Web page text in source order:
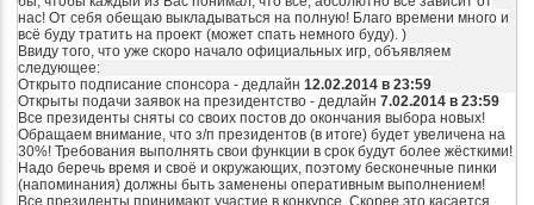
нас! От себя обещаю выкладываться на полную! Благо времени много и
всё буду тратить на проект (может спать немного буду). )
Ввиду того, что уже скоро начало официальных игр, объявляем
следующее:
Открыто подписание спонсора - дедлайн 12.02.2014 в 23:59
Открыты подачи заявок на президентство - дедлайн 7.02.2014 в 23:59
Все президенты сняты со своих постов до окончания выбора новых!
Обращаем внимание, что з/п президентов (в итоге) будет увеличена на
30%! Требования выполнять свои функции в срок будут более жёсткими!
Надо беречь время и своё и окружающих, поэтому бесконечные пинки
(напоминания) должны быть заменены оперативным выполнением!
Все президенты принимают участие в конкурсе. Скорее это касается